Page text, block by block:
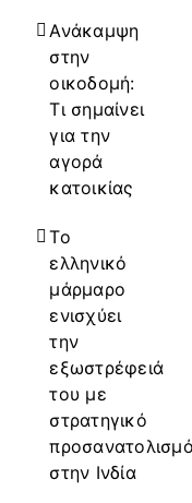
Ανάκαμψη
στην
οικοδομή:
Τι σημαίνει
για την
αγορά
κατοικίας
Το
ελληνικό
μάρμαρο
ενισχύει
την
εξωστρέφειά
του με
στρατηγικό
στην Ινδία